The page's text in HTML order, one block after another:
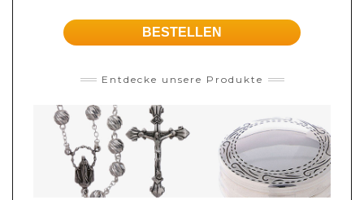
BESTELLEN
Entdecke unsere Produkte